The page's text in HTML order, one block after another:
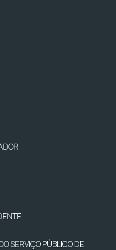
SERVIÇO PÚBLICO DE